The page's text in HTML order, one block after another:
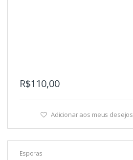
R$110,00
Adicionar aos meus desejos
Esporas